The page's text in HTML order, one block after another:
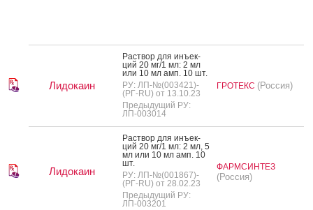
Лидокаин
Рас­твор для инъ­ек­
ций 20 мг/1 мл: 2 мл
или 10 мл амп. 10 шт.
РУ: ЛП-№(003421)-
(РГ-RU) от 13.10.23
Предыдущий РУ:
ЛП-003014
ГРОТЕКС (Россия)
Лидокаин
Рас­твор для инъ­ек­
ций 20 мг/1 мл: 2 мл, 5
мл или 10 мл амп. 10
шт.
РУ: ЛП-№(001867)-
(РГ-RU) от 28.02.23
Предыдущий РУ:
ЛП-003201
ФАРМСИНТЕЗ
(Россия)